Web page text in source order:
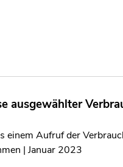
ausgewählter
einem Aufruf der
| Januar 2023